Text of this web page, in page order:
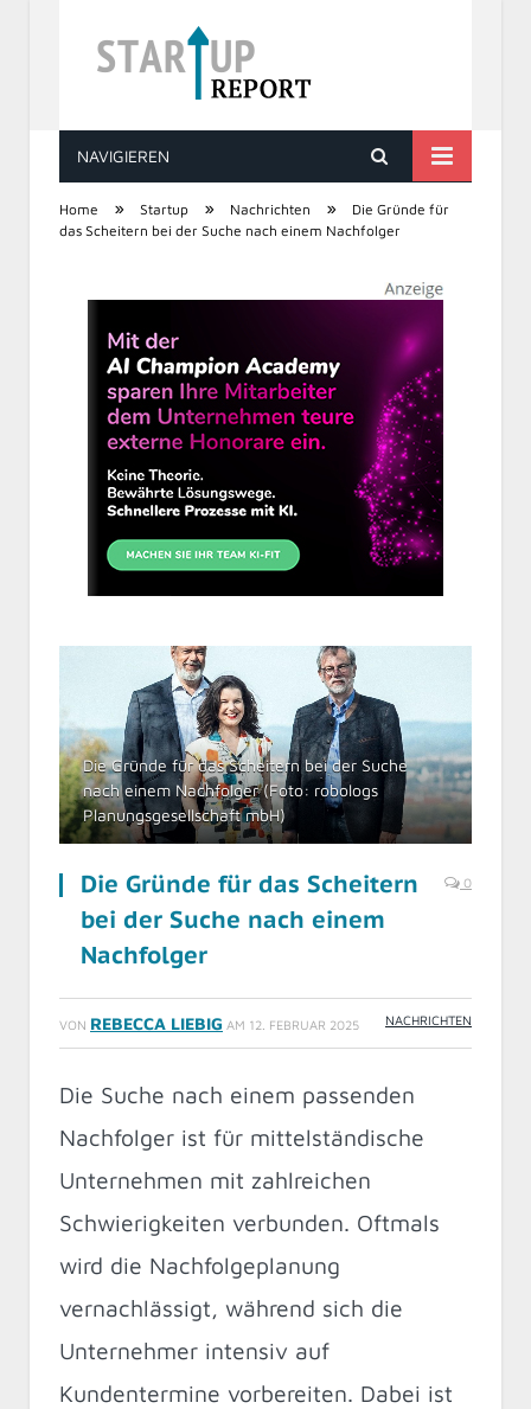
STARTUP REPORT
NAVIGIEREN
Home » Startup » Nachrichten »
Die Gründe für
das Scheitern bei der Suche nach einem Nachfolger
Die Gründe für das Scheitern bei der Suche
nach einem Nachfolger (Foto: robologs
Planungsgesellschaft mbH)
Die Gründe für das Scheitern
bei der Suche nach einem
Nachfolger
0
VON REBECCA LIEBIG AM 12. FEBRUAR 2025 NACHRICHTEN
Die Suche nach einem passenden
Nachfolger ist für mittelständische
Unternehmen mit zahlreichen
Schwierigkeiten verbunden. Oftmals
wird die Nachfolgeplanung
vernachlässigt, während sich die
Unternehmer intensiv auf
Kundentermine vorbereiten. Dabei ist